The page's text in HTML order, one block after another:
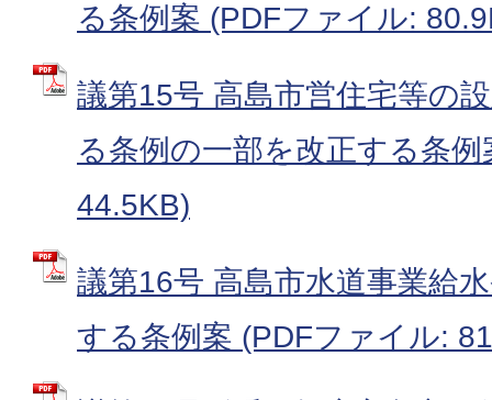
る条例案 (PDFファイル:
議第15号 高島市営住宅等の
る条例の一部を改正する条
44.5KB)
議第16号 高島市水道事業給
する条例案 (PDFファイル: